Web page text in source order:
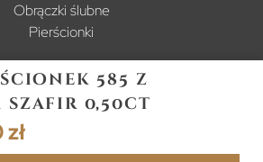
585 z
szafir 0,50ct
Obrączki ślubne
Pierścionki
Wszelkie prawa zastrzeżone.